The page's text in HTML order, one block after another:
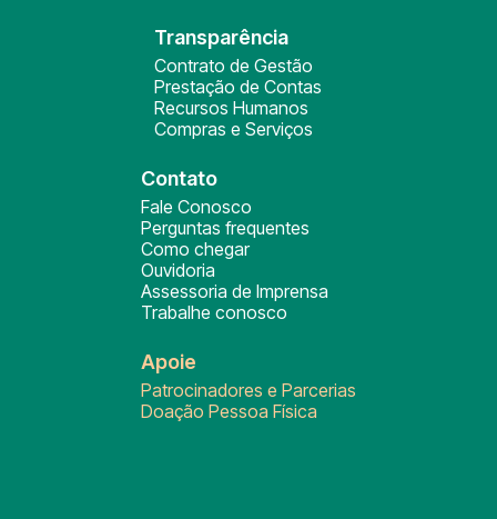
Transparência
Contrato de Gestão
Prestação de Contas
Recursos Humanos
Compras e Serviços
Contato
Fale Conosco
Perguntas frequentes
Como chegar
Ouvidoria
Assessoria de Imprensa
Trabalhe conosco
Apoie
Patrocinadores e Parcerias
Doação Pessoa Física